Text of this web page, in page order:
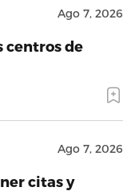
Ago 7, 2026
centros de
Ago 7, 2026
citas y